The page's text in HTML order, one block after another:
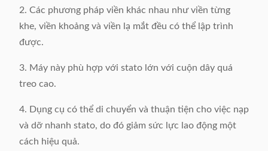
2. Các phương pháp viền khác nhau như viền từng
khe, viền khoảng và viền lạ mắt đều có thể lập trình
được.
3. Máy này phù hợp với stato lớn với cuộn dây quá
treo cao.
4. Dụng cụ có thể di chuyển và thuận tiện cho việc nạp
và dỡ nhanh stato, do đó giảm sức lực lao động một
cách hiệu quả.